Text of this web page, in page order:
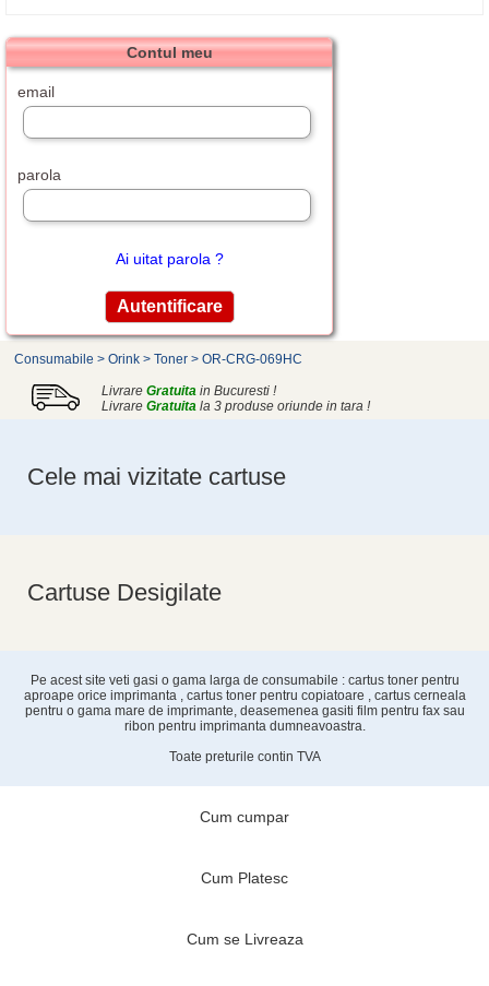
Contul meu
email
parola
Ai uitat parola ?
Consumabile > Orink > Toner > OR-CRG-069HC
Livrare Gratuita in Bucuresti !
Livrare Gratuita la 3 produse oriunde in tara !
Cele mai vizitate cartuse
Cartuse Desigilate
Pe acest site veti gasi o gama larga de consumabile : cartus toner pentru
aproape orice imprimanta , cartus toner pentru copiatoare , cartus cerneala
pentru o gama mare de imprimante, deasemenea gasiti film pentru fax sau
ribon pentru imprimanta dumneavoastra.
Toate preturile contin TVA
Cum cumpar
Cum Platesc
Cum se Livreaza